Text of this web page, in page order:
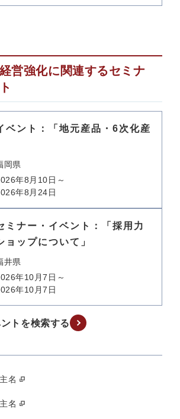
営強化に関連するセミナ
ベント：「地元産品・6次化産
岡県
年8月10日～
年8月24日
ミナー・イベント：「採用力
ョップについて」
井県
年10月7日～
年10月7日
トを検索する
名
名